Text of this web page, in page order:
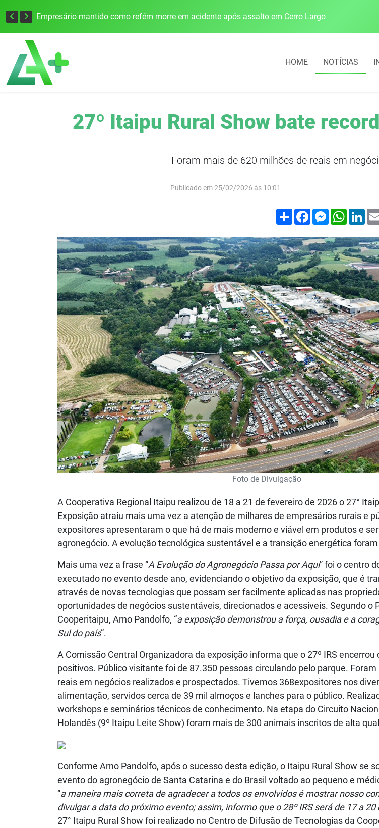
Empresário mantido como refém morre em acidente após assalto em Cerro Largo
HOME NOTÍCIAS
27º Itaipu Rural Show bate
Foram mais de 620 milhões de reais em
Publicado em 25/02/2026 às 10:01
Compartilhar
FacebookMessenger
Foto de Divulgação
A Cooperativa Regional Itaipu realizou de 18 a 21 de fevereiro de 2026 o 27°
Exposição atraiu mais uma vez a atenção de milhares de empresários rurais e
expositores apresentaram o que há de mais moderno e viável em produtos e
agronegócio. A evolução tecnológica sustentável e a transição energética
Mais uma vez a frase “A Evolução do Agronegócio Passa por Aqui” foi o centro
executado no evento desde ano, evidenciando o objetivo da exposição, que é
através de novas tecnologias que possam ser facilmente aplicadas nas
oportunidades de negócios sustentáveis, direcionados e acessíveis. Segundo o
Cooperitaipu, Arno Pandolfo, “a exposição demonstrou a força, ousadia e a
Sul do país”.
A Comissão Central Organizadora da exposição informa que o 27º IRS
positivos. Público visitante foi de 87.350 pessoas circulando pelo parque.
reais em negócios realizados e prospectados. Tivemos 368expositores nos
alimentação, servidos cerca de 39 mil almoços e lanches para o público.
workshops e seminários técnicos de conhecimento. Na etapa do Circuito
Holandês (9º Itaipu Leite Show) foram mais de 300 animais inscritos de alta
Conforme Arno Pandolfo, após o sucesso desta edição, o Itaipu Rural Show se
evento do agronegócio de Santa Catarina e do Brasil voltado ao pequeno e
“a maneira mais correta de agradecer a todos os envolvidos é mostrar nosso
divulgar a data do próximo evento; assim, informo que o 28º IRS será de 17 a
27° Itaipu Rural Show foi realizado no Centro de Difusão de Tecnologias da